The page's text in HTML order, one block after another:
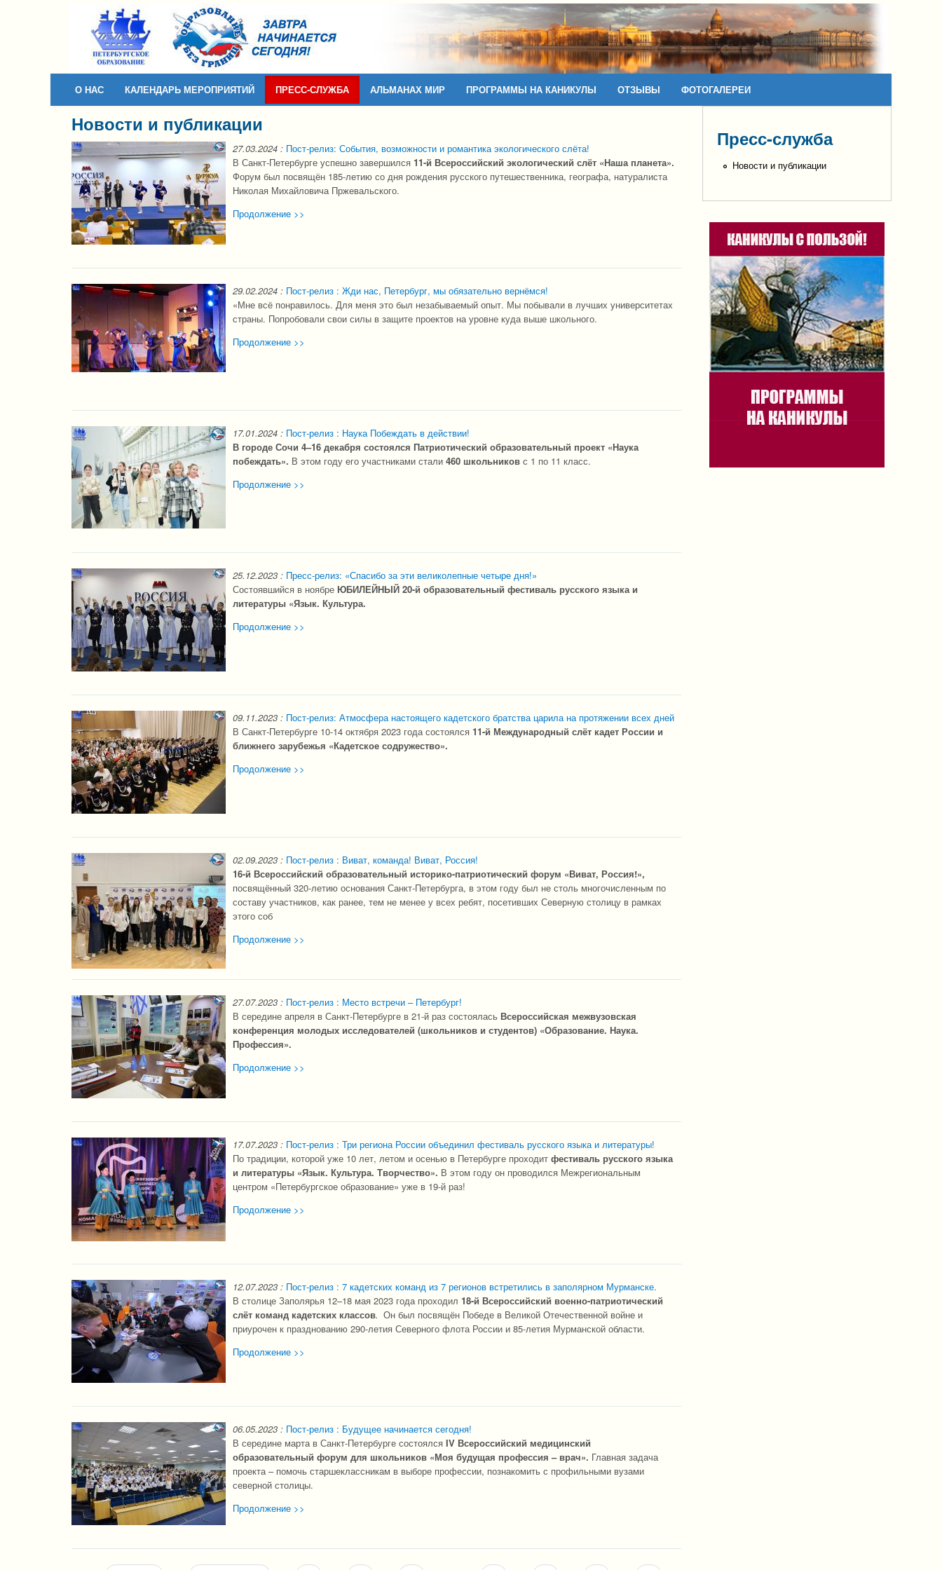
О НАС КАЛЕНДАРЬ МЕРОПРИЯТИЙ ПРЕСС-СЛУЖБА АЛЬМАНАХ МИР ПРОГРАММЫ НА КАНИКУЛЫ ОТЗЫВЫ ФОТОГАЛЕРЕИ
Новости и публикации
27.03.2024 : Пост-релиз: События, возможности и романтика экологического слёта!
В Санкт-Петербурге успешно завершился 11-й Всероссийский экологический слёт «Наша планета».
Форум был посвящён 185-летию со дня рождения русского путешественника, географа, натуралиста
Николая Михайловича Пржевальского.
Продолжение >>
29.02.2024 : Пост-релиз : Жди нас, Петербург, мы обязательно вернёмся!
«Мне всё понравилось. Для меня это был незабываемый опыт. Мы побывали в лучших университетах
страны. Попробовали свои силы в защите проектов на уровне куда выше школьного.
Продолжение >>
17.01.2024 : Пост-релиз : Наука Побеждать в действии!
В городе Сочи 4–16 декабря состоялся Патриотический образовательный проект «Наука
побеждать». В этом году его участниками стали 460 школьников с 1 по 11 класс.
Продолжение >>
25.12.2023 : Пресс-релиз: «Спасибо за эти великолепные четыре дня!»
Состоявшийся в ноябре ЮБИЛЕЙНЫЙ 20-й образовательный фестиваль русского языка и
литературы «Язык. Культура.
Продолжение >>
09.11.2023 : Пост-релиз: Атмосфера настоящего кадетского братства царила на протяжении всех дней
В Санкт-Петербурге 10-14 октября 2023 года состоялся 11-й Международный слёт кадет России и
ближнего зарубежья «Кадетское содружество».
Продолжение >>
02.09.2023 : Пост-релиз : Виват, команда! Виват, Россия!
16-й Всероссийский образовательный историко-патриотический форум «Виват, Россия!»,
посвящённый 320-летию основания Санкт-Петербурга, в этом году был не столь многочисленным по
составу участников, как ранее, тем не менее у всех ребят, посетивших Северную столицу в рамках
этого соб
Продолжение >>
27.07.2023 : Пост-релиз : Место встречи – Петербург!
В середине апреля в Санкт-Петербурге в 21-й раз состоялась Всероссийская межвузовская
конференция молодых исследователей (школьников и студентов) «Образование. Наука.
Профессия».
Продолжение >>
17.07.2023 : Пост-релиз : Три региона России объединил фестиваль русского языка и литературы!
По традиции, которой уже 10 лет, летом и осенью в Петербурге проходит фестиваль русского языка
и литературы «Язык. Культура. Творчество». В этом году он проводился Межрегиональным
центром «Петербургское образование» уже в 19-й раз!
Продолжение >>
12.07.2023 : Пост-релиз : 7 кадетских команд из 7 регионов встретились в заполярном Мурманске.
В столице Заполярья 12–18 мая 2023 года проходил 18-й Всероссийский военно-патриотический
слёт команд кадетских классов. Он был посвящён Победе в Великой Отечественной войне и
приурочен к празднованию 290-летия Северного флота России и 85-летия Мурманской области.
Продолжение >>
06.05.2023 : Пост-релиз : Будущее начинается сегодня!
В середине марта в Санкт-Петербурге состоялся IV Всероссийский медицинский
образовательный форум для школьников «Моя будущая профессия – врач». Главная задача
проекта – помочь старшеклассникам в выборе профессии, познакомить с профильными вузами
северной столицы.
Продолжение >>
Пресс-служба
Новости и публикации